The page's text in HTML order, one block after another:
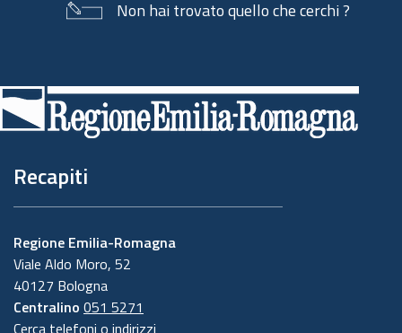
Non hai trovato quello che cerchi ?
di
pagina
Recapiti
Regione Emilia-Romagna
Viale Aldo Moro, 52
40127 Bologna
Centralino 051 5271
Cerca telefoni o indirizzi